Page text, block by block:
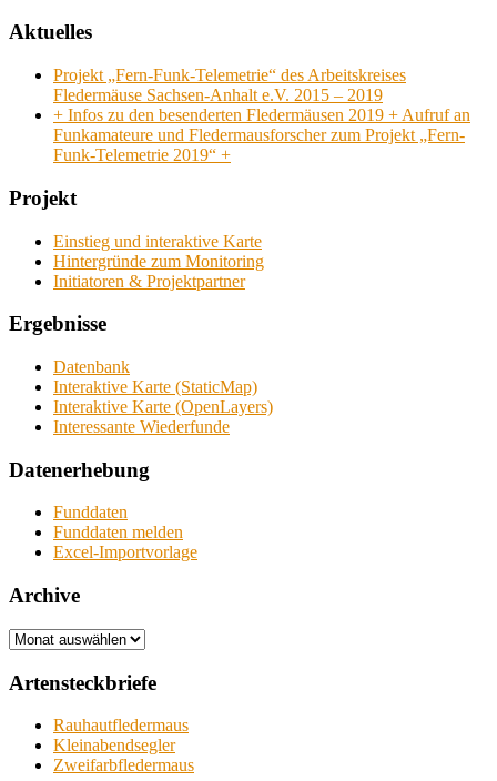
Aktuelles
Projekt „Fern-Funk-Telemetrie“ des Arbeitskreises
Fledermäuse Sachsen-Anhalt e.V. 2015 – 2019
+ Infos zu den besenderten Fledermäusen 2019 + Aufruf an
Funkamateure und Fledermausforscher zum Projekt „Fern-
Funk-Telemetrie 2019“ +
Projekt
Einstieg und interaktive Karte
Hintergründe zum Monitoring
Initiatoren & Projektpartner
Ergebnisse
Datenbank
Interaktive Karte (StaticMap)
Interaktive Karte (OpenLayers)
Interessante Wiederfunde
Datenerhebung
Funddaten
Funddaten melden
Excel-Importvorlage
Archive
Archive
Artensteckbriefe
Rauhautfledermaus
Kleinabendsegler
Zweifarbfledermaus